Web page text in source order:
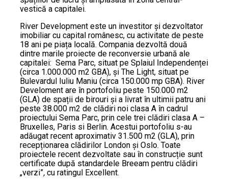
vestică a capitalei.
River Development este un investitor și dezvoltator
imobiliar cu capital românesc, cu activitate de peste
18 ani pe piața locală. Compania dezvoltă două
dintre marile proiecte de reconversie urbană ale
capitalei: Sema Parc, situat pe Splaiul Independenței
(circa 1.000.000 m2 GBA), și The Light, situat pe
Bulevardul Iuliu Maniu (circa 150.000 mp GBA). River
Develoment are în portofoliu peste 150.000 m2
(GLA) de spații de birouri și a livrat în ultimii patru ani
peste 38.000 m2 de clădiri noi clasa A în cadrul
proiectului Sema Parc, prin cele trei clădiri clasa A –
Bruxelles, Paris si Berlin. Acestui portofoliu s-au
adăugat recent aproximativ 31.500 m2 (GLA), prin
recepționarea clădirilor London și Oslo. Toate
proiectele recent dezvoltate sau în construcție sunt
certificate după standardele Breeam pentru clădiri
„verzi”, cu ratingul Excellent.